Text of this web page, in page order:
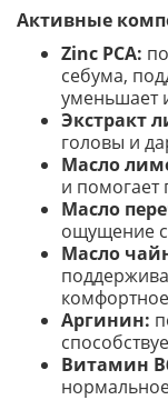
Активные
Zinc PCA:
себума,
уменьшает
Экстракт
головы и
Масло
и помогает
Масло
ощущение
Масло
Аргинин:
Витамин